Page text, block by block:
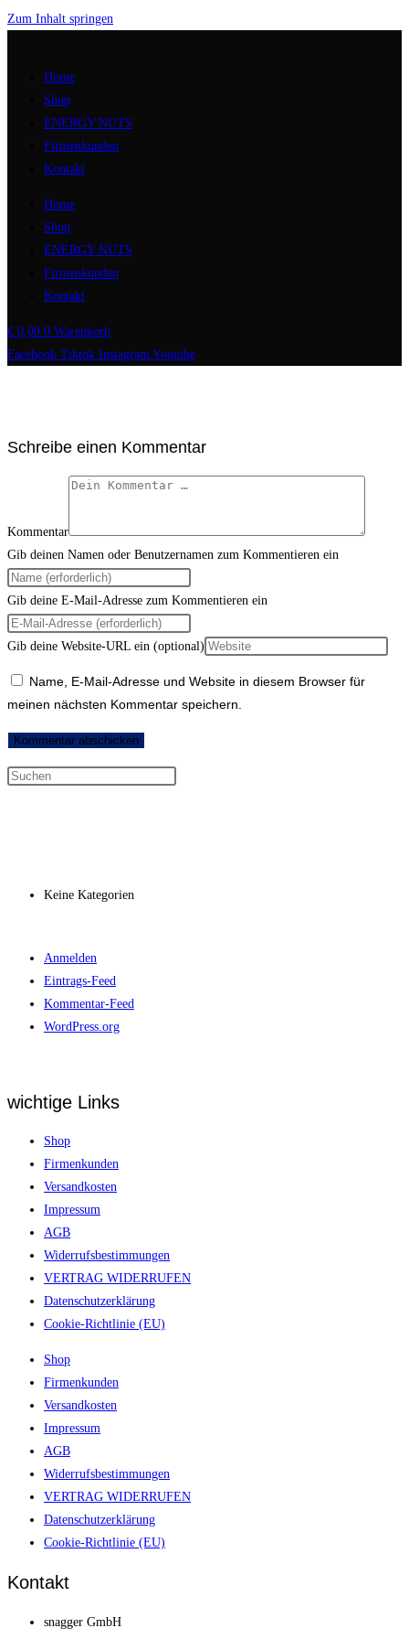
Zum Inhalt springen
Home
Shop
ENERGY NUTS
Firmenkunden
Kontakt
Home
Shop
ENERGY NUTS
Firmenkunden
Kontakt
€ 0,00 0 Warenkorb
Facebook Tiktok Instagram Youtube
Schreibe einen Kommentar
Kommentar
Gib deinen Namen oder Benutzernamen zum Kommentieren ein
Gib deine E-Mail-Adresse zum Kommentieren ein
Gib deine Website-URL ein (optional)
Name, E-Mail-Adresse und Website in diesem Browser für
meinen nächsten Kommentar speichern.
Keine Kategorien
Anmelden
Eintrags-Feed
Kommentar-Feed
WordPress.org
wichtige Links
Shop
Firmenkunden
Versandkosten
Impressum
AGB
Widerrufsbestimmungen
VERTRAG WIDERRUFEN
Datenschutzerklärung
Cookie-Richtlinie (EU)
Shop
Firmenkunden
Versandkosten
Impressum
AGB
Widerrufsbestimmungen
VERTRAG WIDERRUFEN
Datenschutzerklärung
Cookie-Richtlinie (EU)
Kontakt
snagger GmbH